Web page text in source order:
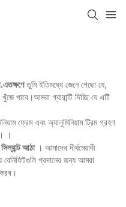
তুমি ইতিমধ্যে জেনে গেছো যে,
গ্যারান্টি দিচ্ছি যে এটি
ফ্রেম এবং অ্যালুমিনিয়াম ট্রিম গ্রহণ
।
আঠা। আমাদের দীর্ঘমেয়াদী
বেনিফিটগুলি প্রদানের জন্য আমরা